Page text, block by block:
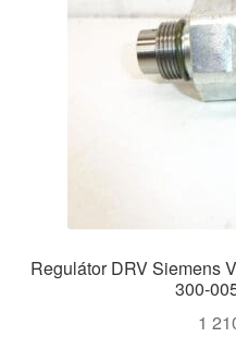
Regulátor DRV Siemens
300-
1